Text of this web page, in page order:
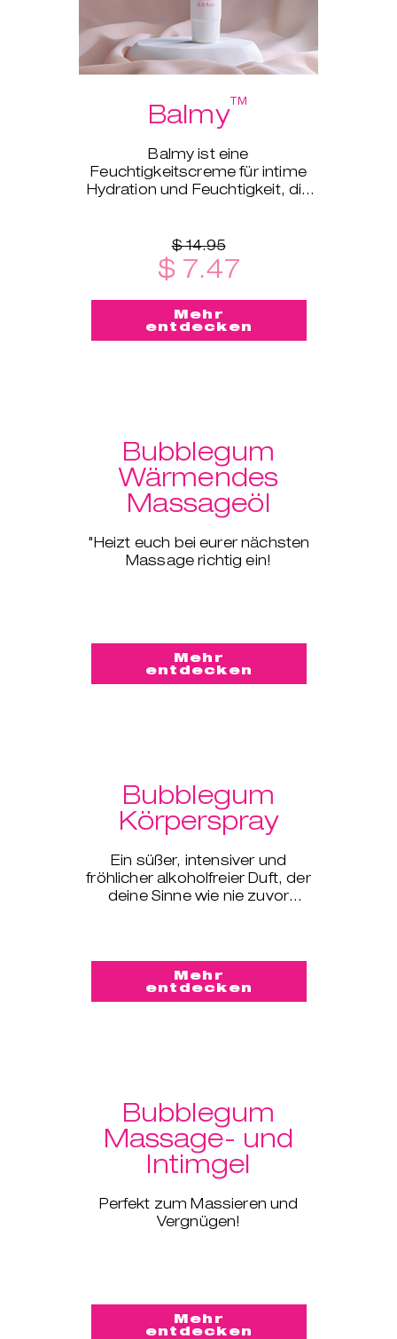
Balmy™
Balmy ist eine
Feuchtigkeitscreme für intime
Hydration und Feuchtigkeit, die
$ 14.95
$ 7.47
Mehr
entdecken
Bubblegum
Wärmendes
Massageöl
"Heizt euch bei eurer nächsten
Massage richtig ein!
Mehr
entdecken
Bubblegum
Körperspray
Ein süßer, intensiver und
fröhlicher alkoholfreier Duft, der
deine Sinne wie nie zuvor
Mehr
entdecken
Bubblegum
Massage- und
Intimgel
Perfekt zum Massieren und
Vergnügen!
Mehr
entdecken